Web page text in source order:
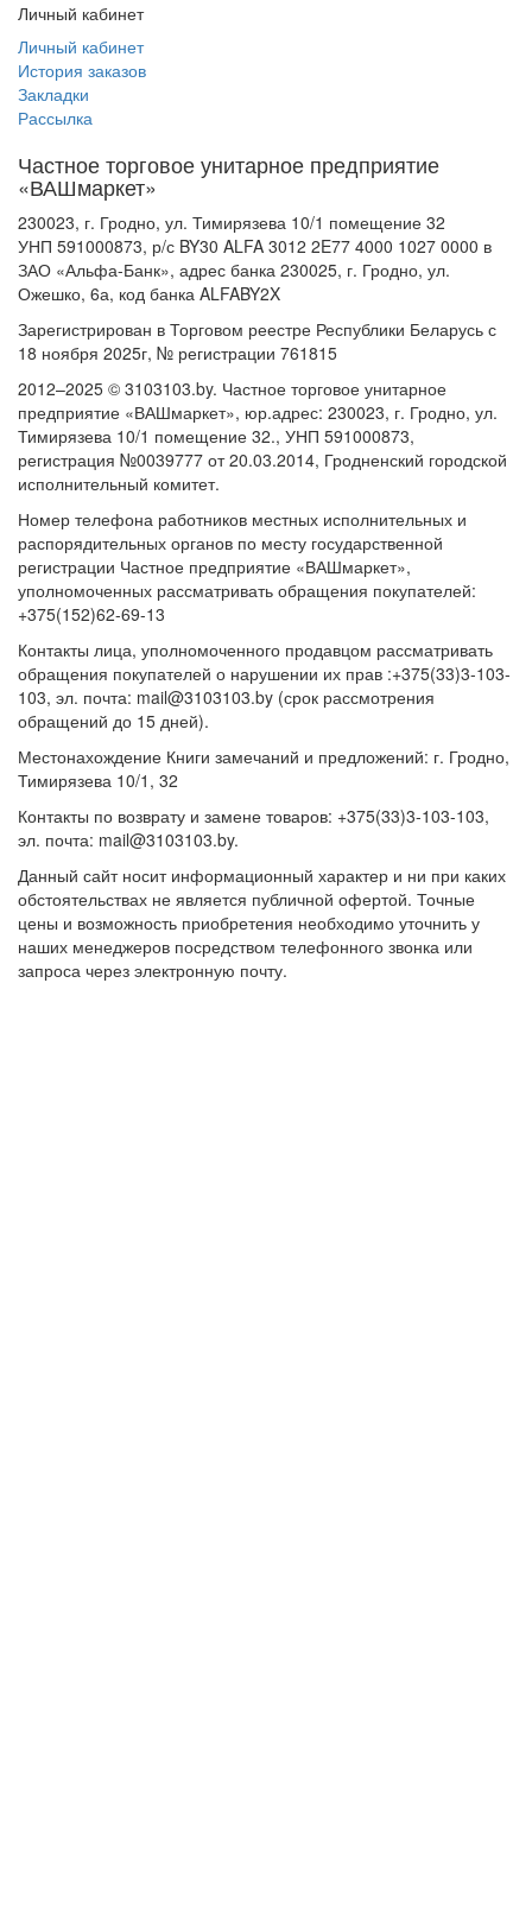
Личный кабинет
Личный кабинет
История заказов
Закладки
Рассылка
Частное торговое унитарное предприятие
«ВАШмаркет»
230023, г. Гродно, ул. Тимирязева 10/1 помещение 32
УНП 591000873, р/с BY30 ALFA 3012 2E77 4000 1027 0000 в
ЗАО «Альфа-Банк», адрес банка 230025, г. Гродно, ул.
Ожешко, 6а, код банка ALFABY2X
Зарегистрирован в Торговом реестре Республики Беларусь с
18 ноября 2025г, № регистрации 761815
2012–2025 © 3103103.by. Частное торговое унитарное
предприятие «ВАШмаркет», юр.адрес: 230023, г. Гродно, ул.
Тимирязева 10/1 помещение 32., УНП 591000873,
регистрация №0039777 от 20.03.2014, Гродненский городской
исполнительный комитет.
Номер телефона работников местных исполнительных и
распорядительных органов по месту государственной
регистрации Частное предприятие «ВАШмаркет»,
уполномоченных рассматривать обращения покупателей:
+375(152)62-69-13
Контакты лица, уполномоченного продавцом рассматривать
обращения покупателей о нарушении их прав :+375(33)3-103-
103, эл. почта: mail@3103103.by (срок рассмотрения
обращений до 15 дней).
Местонахождение Книги замечаний и предложений: г. Гродно,
Тимирязева 10/1, 32
Контакты по возврату и замене товаров: +375(33)3-103-103,
эл. почта: mail@3103103.by.
Данный сайт носит информационный характер и ни при каких
обстоятельствах не является публичной офертой. Точные
цены и возможность приобретения необходимо уточнить у
наших менеджеров посредством телефонного звонка или
запроса через электронную почту.